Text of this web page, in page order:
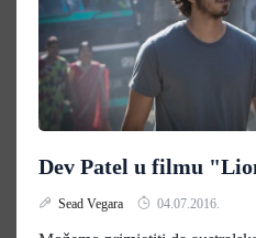
Dev Patel u filmu
Sead Vegara 04.07.2016.